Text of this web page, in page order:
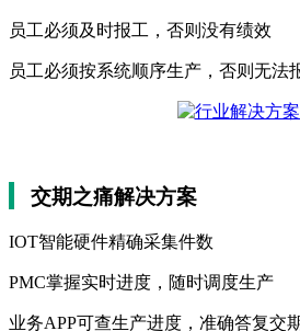
员工必须及时报工，否则没有绩效
员工必须按系统顺序生产，否则无法
交期之痛解决方案
IOT智能硬件精确采集件数
PMC掌握实时进度，随时调度生产
业务APP可查生产进度，准确答复交